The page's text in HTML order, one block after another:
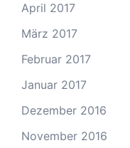
April 2017
März 2017
Februar 2017
Januar 2017
Dezember 2016
November 2016